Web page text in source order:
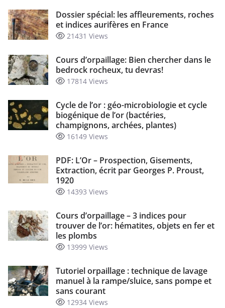
Dossier spécial: les affleurements, roches
et indices aurifères en France
21431 Views
Cours d’orpaillage: Bien chercher dans le
bedrock rocheux, tu devras!
17814 Views
Cycle de l’or : géo-microbiologie et cycle
biogénique de l’or (bactéries,
champignons, archées, plantes)
16149 Views
PDF: L’Or – Prospection, Gisements,
Extraction, écrit par Georges P. Proust,
1920
14393 Views
Cours d’orpaillage – 3 indices pour
trouver de l’or: hématites, objets en fer et
les plombs
13999 Views
Tutoriel orpaillage : technique de lavage
manuel à la rampe/sluice, sans pompe et
sans courant
12934 Views